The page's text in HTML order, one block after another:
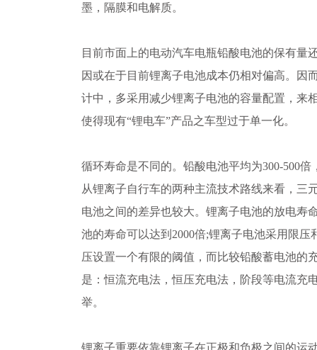
墨，隔膜和电解质。
目前市面上的电动汽车电瓶铅酸电池的保有量
因或在于目前锂离子电池成本仍相对偏高。因
计中，多采用减少锂离子电池的容量配置，来
使得现有“锂电车”产品之车型过于单一化。
循环寿命是不同的。铅酸电池平均为300-500
从锂离子自行车的两种主流技术路线来看，三
电池之间的差异也较大。锂离子电池的放电寿
池的寿命可以达到2000倍;锂离子电池采用限
压设置一个有限的阈值，而比较铅酸蓄电池的
是：恒流充电法，恒压充电法，阶段等电流充
举。
锂离子重要依靠锂离子在正极和负极之间的运